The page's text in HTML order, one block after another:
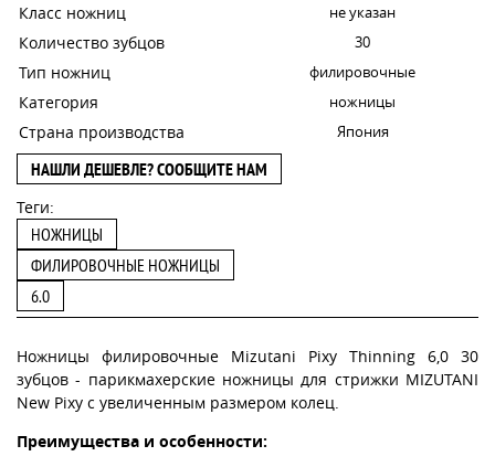
Класс ножниц не указан
Количество зубцов 30
Тип ножниц филировочные
Категория ножницы
Страна производства Япония
НАШЛИ ДЕШЕВЛЕ? СООБЩИТЕ НАМ
Теги:
НОЖНИЦЫ
ФИЛИРОВОЧНЫЕ НОЖНИЦЫ
6.0
Ножницы филировочные Mizutani Pixy Thinning 6,0 30
зубцов - парикмахерские ножницы для стрижки MIZUTANI
New Pixy с увеличенным размером колец.
Преимущества и особенности: